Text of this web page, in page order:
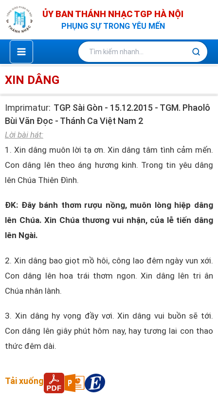
Nhảy
tới
nội
dung
ỦY BAN THÁNH NHẠC TGP HÀ NỘI
PHỤNG SỰ TRONG YÊU MẾN
XIN DÂNG
Imprimatur: TGP. Sài Gòn - 15.12.2015 - TGM. Phaolô
Bùi Văn Đọc - Thánh Ca Việt Nam 2
Lời bài hát:
1. Xin dâng muôn lời tạ ơn. Xin dâng tâm tình cảm mến.
Con dâng lên theo áng hương kinh. Trong tin yêu dâng
lên Chúa Thiên Đình.
ĐK: Đây bánh thơm rượu nồng, muôn lòng hiệp dâng
lên Chúa. Xin Chúa thương vui nhận, của lễ tiến dâng
lên Ngài.
2. Xin dâng bao giọt mồ hôi, công lao đêm ngày vun xới.
Con dâng lên hoa trái thơm ngon. Xin dâng lên tri ân
Chúa nhân lành.
3. Xin dâng hy vọng đầy vơi. Xin dâng vui buồn sẽ tới.
Con dâng lên giây phút hôm nay, hay tương lai con thao
thức đêm dài.
Tải xuống